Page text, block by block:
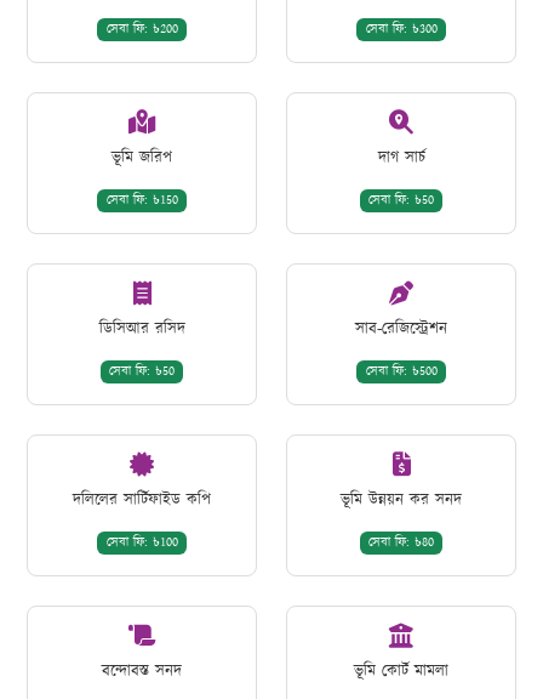
সেবা ফি: ৳200 সেবা ফি: ৳300
ভূমি জরিপ
সেবা ফি: ৳150
দাগ সার্চ
সেবা ফি: ৳50
ডিসিআর রসিদ
সেবা ফি: ৳50
সাব-রেজিস্ট্রেশন
সেবা ফি: ৳500
দলিলের সার্টিফাইড কপি
সেবা ফি: ৳100
ভূমি উন্নয়ন কর সনদ
সেবা ফি: ৳80
বন্দোবস্ত সনদ ভূমি কোর্ট মামলা